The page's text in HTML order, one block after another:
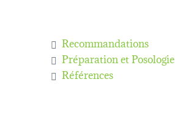
Recommandations
Préparation et Posologie
Références